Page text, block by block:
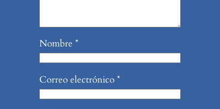
Nombre *
Correo electrónico*